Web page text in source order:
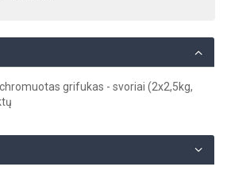
grifukas - svoriai (2x2,5kg,